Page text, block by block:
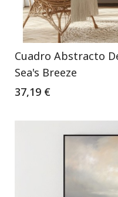
Cuadro Abstracto
Sea's Breeze
37,19 €